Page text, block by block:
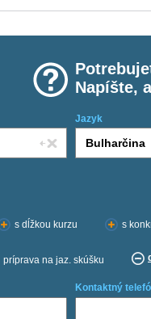
Napíšte,
Jazyk
s dĺžkou kurzu s
príprava na jaz. skúšku
Kontaktný